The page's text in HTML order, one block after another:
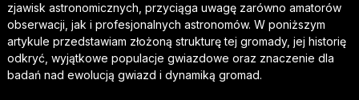
zjawisk astronomicznych, przyciąga uwagę zarówno amatorów
obserwacji, jak i profesjonalnych astronomów. W poniższym
artykule przedstawiam złożoną strukturę tej gromady, jej historię
odkryć, wyjątkowe populacje gwiazdowe oraz znaczenie dla
badań nad ewolucją gwiazd i dynamiką gromad.